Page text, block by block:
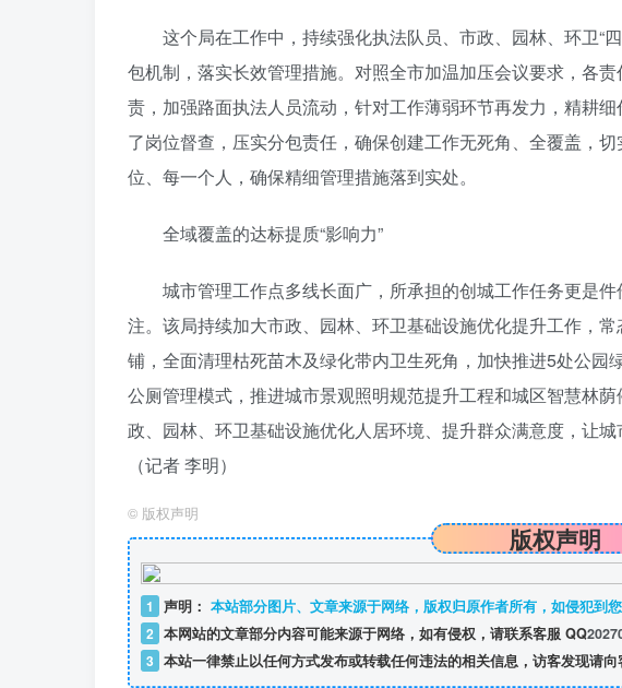
这个局在工作中，持续强化执法队员、市政、园林、环卫“
包机制，落实长效管理措施。对照全市加温加压会议要求，各
责，加强路面执法人员流动，针对工作薄弱环节再发力，精耕
了岗位督查，压实分包责任，确保创建工作无死角、全覆盖，
位、每一个人，确保精细管理措施落到实处。
全域覆盖的达标提质“影响力”
城市管理工作点多线长面广，所承担的创城工作任务更是
注。该局持续加大市政、园林、环卫基础设施优化提升工作，
铺，全面清理枯死苗木及绿化带内卫生死角，加快推进5处公园
公厕管理模式，推进城市景观照明规范提升工程和城区智慧林
政、园林、环卫基础设施优化人居环境、提升群众满意度，让
（记者 李明）
© 版权声明
版权声明
1 声明： 本站部分图片、文章来源于网络，版权归原作者所有，如侵犯到
2 本网站的文章部分内容可能来源于网络，如有侵权，请联系客服 QQ
3 本站一律禁止以任何方式发布或转载任何违法的相关信息，访客发现请向